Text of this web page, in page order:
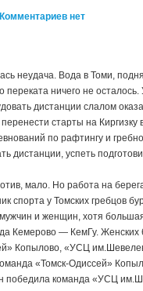
Комментариев нет
неудача. Вода в Томи,
ничего не
дистанции слалом
старты на Киргизку
по рафтингу и
дистанции, успеть
мало. Но работа на
спорта у Томских гребцов
и женщин, хотя
Кемерово — КемГу.
Копылово, «УСЦ
«Томск-Одиссей»
победила команда «УСЦ